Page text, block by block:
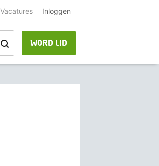
Vacatures Inloggen
WORD LID